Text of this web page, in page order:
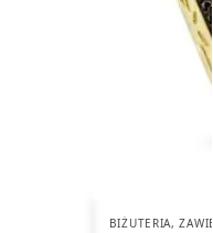
BIŻUTERIA,